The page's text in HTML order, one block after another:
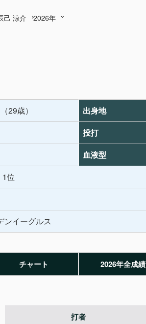
己 涼介 2026年
29歳） 出身地
投打
血液型
1位
ンイーグルス
チャート 2026年全成績
打者